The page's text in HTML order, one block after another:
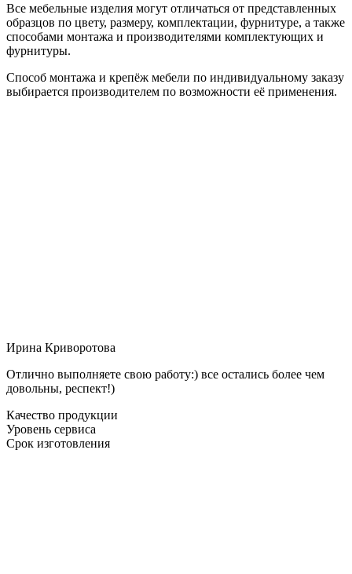
Все мебельные изделия могут отличаться от представленных
образцов по цвету, размеру, комплектации, фурнитуре, а также
способами монтажа и производителями комплектующих и
фурнитуры.
Способ монтажа и крепёж мебели по индивидуальному заказу
выбирается производителем по возможности её применения.
Ирина Криворотова
Отлично выполняете свою работу:) все остались более чем
довольны, респект!)
Качество продукции
Уровень сервиса
Срок изготовления